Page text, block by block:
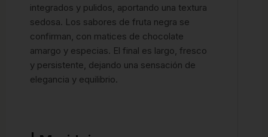
integrados y pulidos, aportando una textura
sedosa. Los sabores de fruta negra se
confirman, con matices de chocolate
amargo y especias. El final es largo, fresco
y persistente, dejando una sensación de
elegancia y equilibrio.